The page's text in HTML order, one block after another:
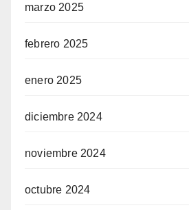
marzo 2025
febrero 2025
enero 2025
diciembre 2024
noviembre 2024
octubre 2024